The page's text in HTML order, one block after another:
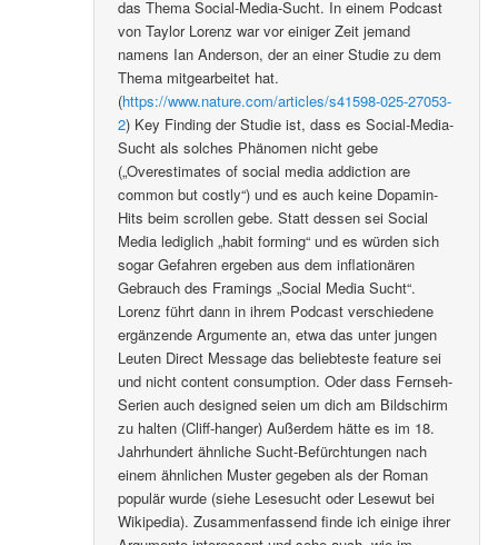
das Thema Social-Media-Sucht. In einem Podcast
von Taylor Lorenz war vor einiger Zeit jemand
namens Ian Anderson, der an einer Studie zu dem
Thema mitgearbeitet hat.
(https://www.nature.com/articles/s41598-025-27053-
2) Key Finding der Studie ist, dass es Social-Media-
Sucht als solches Phänomen nicht gebe
(„Overestimates of social media addiction are
common but costly“) und es auch keine Dopamin-
Hits beim scrollen gebe. Statt dessen sei Social
Media lediglich „habit forming“ und es würden sich
sogar Gefahren ergeben aus dem inflationären
Gebrauch des Framings „Social Media Sucht“.
Lorenz führt dann in ihrem Podcast verschiedene
ergänzende Argumente an, etwa das unter jungen
Leuten Direct Message das beliebteste feature sei
und nicht content consumption. Oder dass Fernseh-
Serien auch designed seien um dich am Bildschirm
zu halten (Cliff-hanger) Außerdem hätte es im 18.
Jahrhundert ähnliche Sucht-Befürchtungen nach
einem ähnlichen Muster gegeben als der Roman
populär wurde (siehe Lesesucht oder Lesewut bei
Wikipedia). Zusammenfassend finde ich einige ihrer